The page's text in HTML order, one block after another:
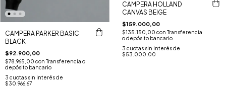
CAMPERA PARKER BASIC
BLACK
$92.900,00
$78.965,00 con Transferencia o
depósito bancario
3 cuotas sin interés de
$30.966,67
CAMPERA HOLLAND
CANVAS BEIGE
$159.000,00
$135.150,00 con Transferencia
o depósito bancario
3 cuotas sin interés de
$53.000,00